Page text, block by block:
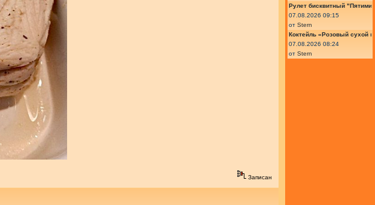
Записан
Рулет бисквитный
07.08.2026 09:15
от Stern
Коктейль «Розовый сухой
07.08.2026 08:24
от Stern